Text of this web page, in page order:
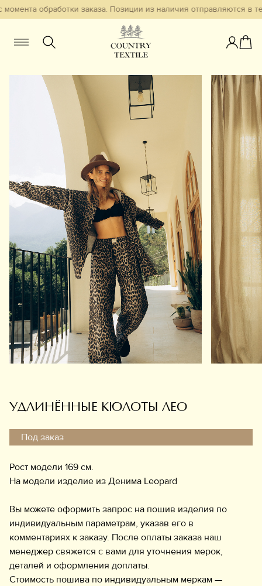
обработки заказа. Позиции из наличия отправляются в
Женщинам Мужчинам Детям
Смотреть всё Избранное
В наличии
Бестселлеры
Одежда
Обувь
Аксессуары
Украшения
Информация
УДЛИНЁННЫЕ КЮЛОТЫ ЛЕО
Под заказ
Рост модели 169 см.
На модели изделие из Денима Leopard
Вы можете оформить запрос на пошив изделия по
индивидуальным параметрам, указав его в
комментариях к заказу. После оплаты заказа наш
менеджер свяжется с вами для уточнения мерок,
деталей и оформления доплаты.
Стоимость пошива по индивидуальным меркам —